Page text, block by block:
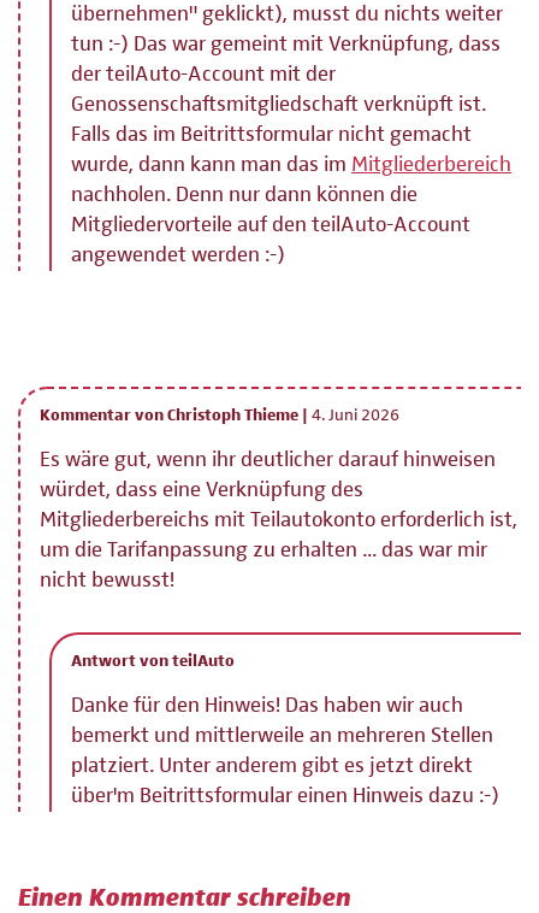
übernehmen" geklickt), musst du nichts weiter
tun :-) Das war gemeint mit Verknüpfung, dass
der teilAuto-Account mit der
Genossenschaftsmitgliedschaft verknüpft ist.
Falls das im Beitrittsformular nicht gemacht
wurde, dann kann man das im Mitgliederbereich
nachholen. Denn nur dann können die
Mitgliedervorteile auf den teilAuto-Account
angewendet werden :-)
Kommentar von Christoph Thieme | 4. Juni 2026
Es wäre gut, wenn ihr deutlicher darauf hinweisen
würdet, dass eine Verknüpfung des
Mitgliederbereichs mit Teilautokonto erforderlich ist,
um die Tarifanpassung zu erhalten ... das war mir
nicht bewusst!
Antwort von teilAuto
Danke für den Hinweis! Das haben wir auch
bemerkt und mittlerweile an mehreren Stellen
platziert. Unter anderem gibt es jetzt direkt
über'm Beitrittsformular einen Hinweis dazu :-)
Einen Kommentar schreiben